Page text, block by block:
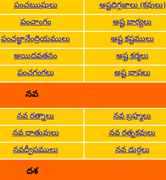
పంచఋషులు
అష్టదిగ్గజాలు (కవులు)
పంచాంగం
అష్ట భార్యలు
పంచజ్ఞానేంద్రియములు
ఆష్ట కష్టములు
అయిదవతనం
అష్ట కర్మలు
పంచగంగలు అష్ట భాషలు
నవ
నవ రత్నాలు
నవ బ్రహ్మలు
నవ ధాతువులు
నవ రత్నకవులు
నవద్వీపములు నవ దుర్గలు
దశ